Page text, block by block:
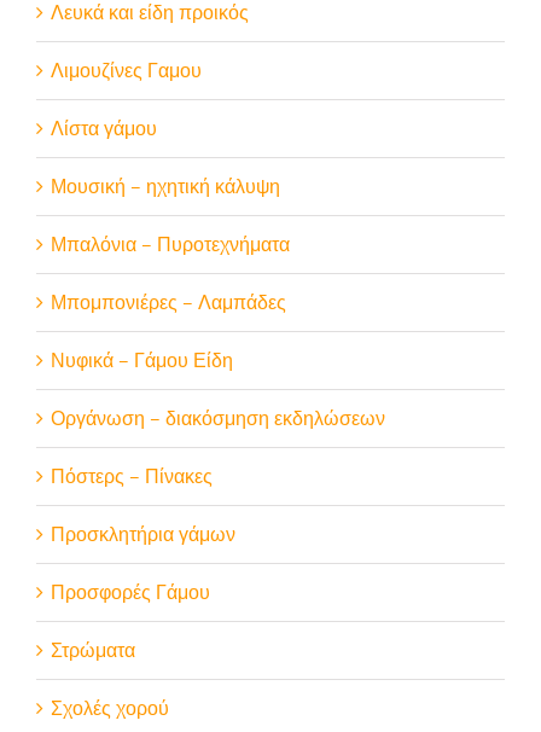
Λευκά και είδη προικός
Λιμουζίνες Γαμου
Λίστα γάμου
Μουσική – ηχητική κάλυψη
Μπαλόνια – Πυροτεχνήματα
Μπομπονιέρες – Λαμπάδες
Νυφικά – Γάμου Είδη
Οργάνωση – διακόσμηση εκδηλώσεων
Πόστερς – Πίνακες
Προσκλητήρια γάμων
Προσφορές Γάμου
Στρώματα
Σχολές χορού